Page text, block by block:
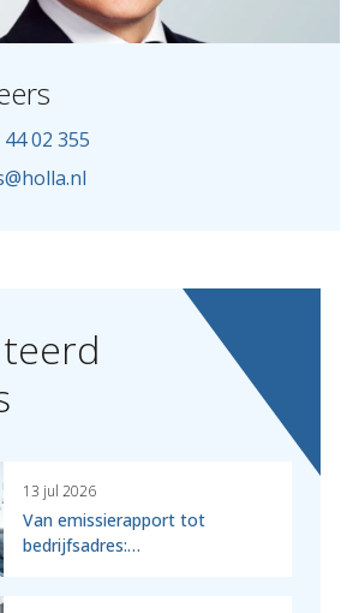
02 355
13 jul 2026
Van emissierapport tot
bedrijfsadres:…